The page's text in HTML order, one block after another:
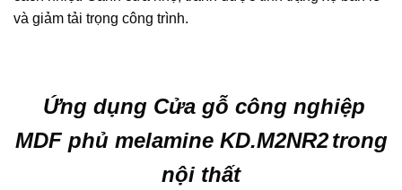
và giảm tải trọng công trình.
Ứng dụng Cửa gỗ công nghiệp
MDF phủ melamine KD.M2NR2 trong
nội thất